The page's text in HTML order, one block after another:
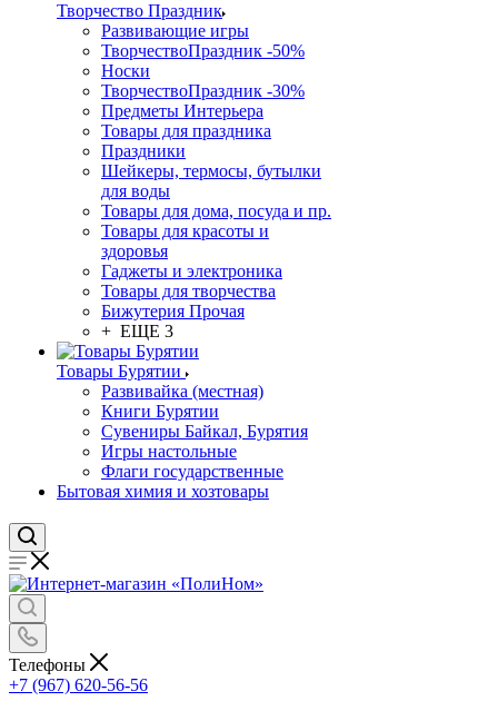
Творчество Праздник
Развивающие игры
ТворчествоПраздник -50%
Носки
ТворчествоПраздник -30%
Предметы Интерьера
Товары для праздника
Праздники
Шейкеры, термосы, бутылки
для воды
Товары для дома, посуда и пр.
Товары для красоты и
здоровья
Гаджеты и электроника
Товары для творчества
Бижутерия Прочая
+ ЕЩЕ 3
Товары Бурятии
Развивайка (местная)
Книги Бурятии
Сувениры Байкал, Бурятия
Игры настольные
Флаги государственные
Бытовая химия и хозтовары
Телефоны
+7 (967) 620-56-56